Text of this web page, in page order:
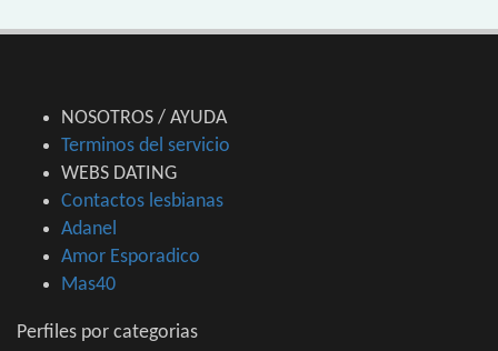
NOSOTROS / AYUDA
Terminos del servicio
WEBS DATING
Contactos lesbianas
Adanel
Amor Esporadico
Mas40
Perfiles por categorias